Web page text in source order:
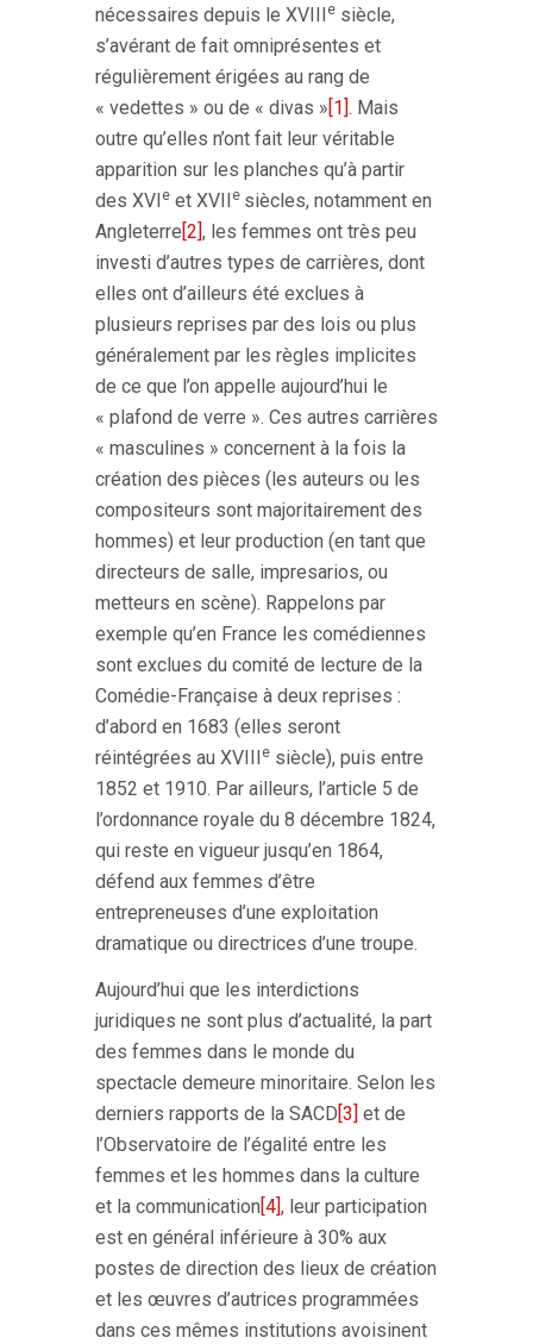
nécessaires depuis le XVIIIe siècle,
s’avérant de fait omniprésentes et
régulièrement érigées au rang de
« vedettes » ou de « divas »[1]. Mais
outre qu’elles n’ont fait leur véritable
apparition sur les planches qu’à partir
des XVIe et XVIIe siècles, notamment en
Angleterre[2], les femmes ont très peu
investi d’autres types de carrières, dont
elles ont d’ailleurs été exclues à
plusieurs reprises par des lois ou plus
généralement par les règles implicites
de ce que l’on appelle aujourd’hui le
« plafond de verre ». Ces autres carrières
« masculines » concernent à la fois la
création des pièces (les auteurs ou les
compositeurs sont majoritairement des
hommes) et leur production (en tant que
directeurs de salle, impresarios, ou
metteurs en scène). Rappelons par
exemple qu’en France les comédiennes
sont exclues du comité de lecture de la
Comédie-Française à deux reprises :
d’abord en 1683 (elles seront
réintégrées au XVIIIe siècle), puis entre
1852 et 1910. Par ailleurs, l’article 5 de
l’ordonnance royale du 8 décembre 1824,
qui reste en vigueur jusqu’en 1864,
défend aux femmes d’être
entrepreneuses d’une exploitation
dramatique ou directrices d’une troupe.
Aujourd’hui que les interdictions
juridiques ne sont plus d’actualité, la part
des femmes dans le monde du
spectacle demeure minoritaire. Selon les
derniers rapports de la SACD[3] et de
l’Observatoire de l’égalité entre les
femmes et les hommes dans la culture
et la communication[4], leur participation
est en général inférieure à 30% aux
postes de direction des lieux de création
et les œuvres d’autrices programmées
dans ces mêmes institutions avoisinent